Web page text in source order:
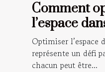
Comment
l’espace
maison ?
Optimiser l’espace
représente un défi
chacun peut être...